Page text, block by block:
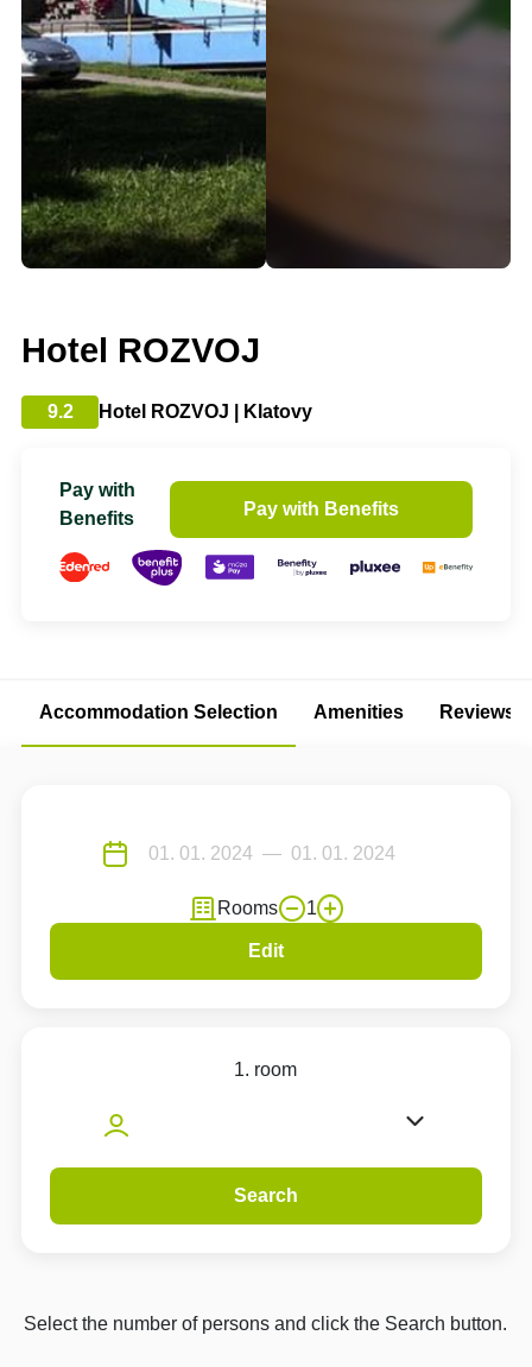
Hotel ROZVOJ
9.2 Hotel ROZVOJ | Klatovy
Pay with
Benefits
Pay with Benefits
Accommodation Selection Amenities Reviews
Rooms 1
Edit
1. room
Search
Select the number of persons and click the Search button.